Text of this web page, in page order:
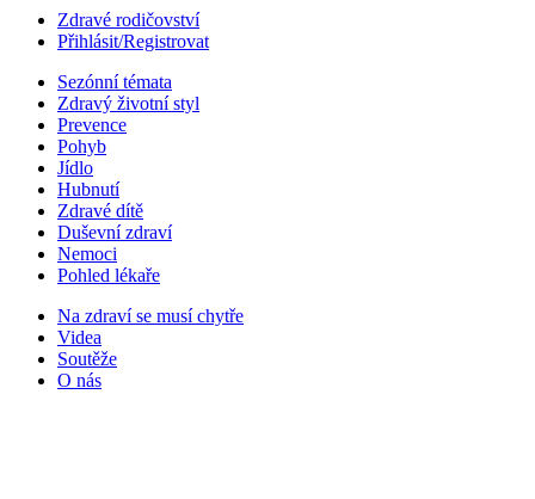
Zdravé rodičovství
Přihlásit/Registrovat
Sezónní témata
Zdravý životní styl
Prevence
Pohyb
Jídlo
Hubnutí
Zdravé dítě
Duševní zdraví
Nemoci
Pohled lékaře
Na zdraví se musí chytře
Videa
Soutěže
O nás